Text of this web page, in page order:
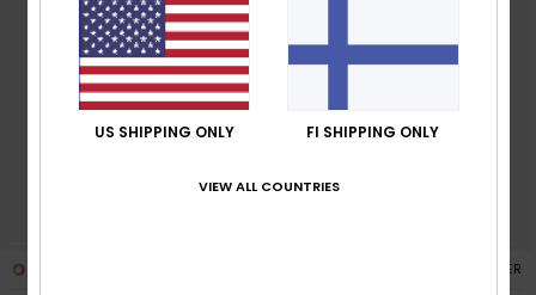
RECYCLED FIBER
US SHIPPING ONLY FI SHIPPING ONLY
VIEW ALL COUNTRIES